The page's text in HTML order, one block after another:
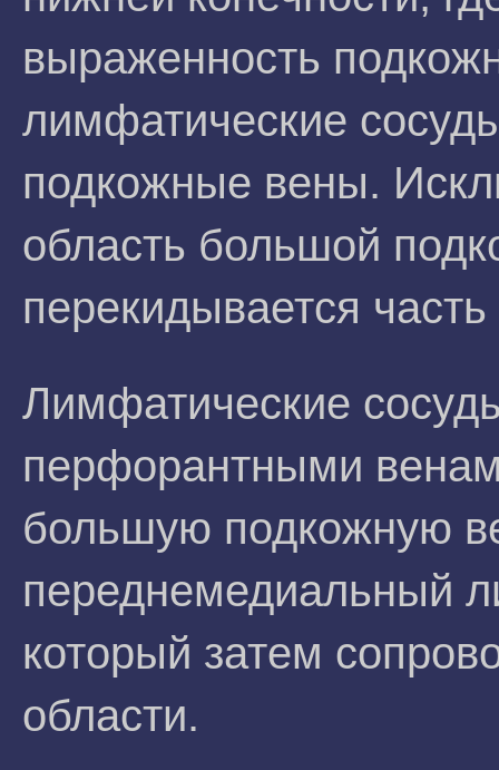
выраженность
лимфатические
подкожные вены.
область большой
перекидывается
Лимфатические
перфорантными
большую подкожную
переднемедиальный
который затем
области.